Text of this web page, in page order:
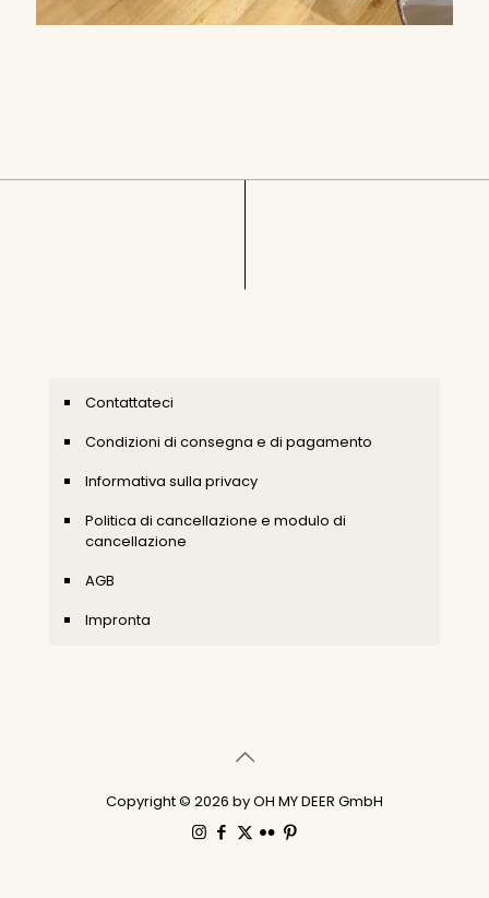
Contattateci
Condizioni di consegna e di pagamento
Informativa sulla privacy
Politica di cancellazione e modulo di
cancellazione
AGB
Impronta
Copyright © 2026 by OH MY DEER GmbH